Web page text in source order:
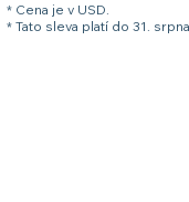
* Cena je v USD.
* Tato sleva platí do 31.